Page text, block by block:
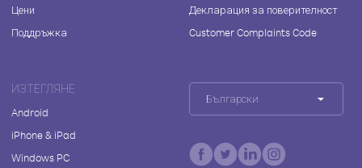
Цени
Поддръжка
Декларация за поверителност
Customer Complaints Code
ИЗТЕГЛЯНЕ
Android
iPhone & iPad
Windows PC
Български